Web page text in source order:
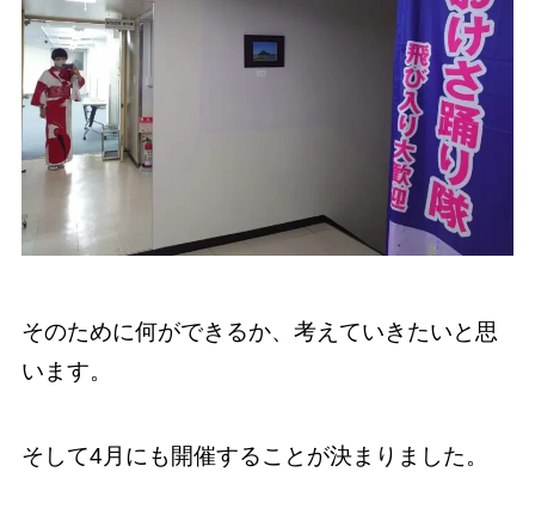
そのために何ができるか、考えていきたいと思
います。
そして4月にも開催することが決まりました。